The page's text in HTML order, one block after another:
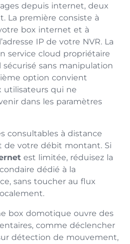
depuis internet, deux
La première consiste à
box internet et à
IP de votre NVR. La
service cloud propriétaire
sans manipulation
option convient
utilisateurs qui ne
dans les paramètres
consultables à distance
votre débit montant. Si
est limitée, réduisez la
dédié à la
sans toucher au flux
box domotique ouvre des
comme déclencher
détection de mouvement,